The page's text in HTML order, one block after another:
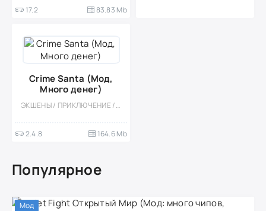
17.2 83.83 Mb
Crime Santa (Мод,
Много денег)
ЭКШЕНЫ / ПРИКЛЮЧЕНИЕ / КАЗУАЛЬНЫЕ / ОДНОПОЛЬЗОВАТЕЛЬСКИЕ / СТИЛИЗАЦИЯ / ОФЛАЙН / ОТКРЫТЫЙ МИР / ПЕСОЧНИЦЫ / ВСТРОЕННЫЙ КЕШ / МОД / 3D
2.4.8 164.6 Mb
Популярное
Мод